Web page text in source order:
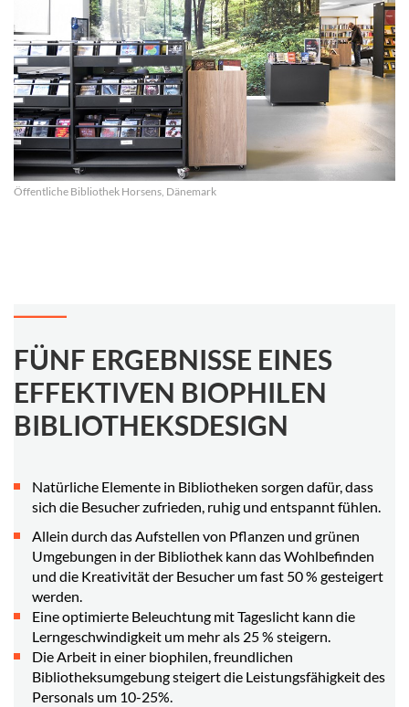
Öffentliche Bibliothek Horsens, Dänemark
FÜNF ERGEBNISSE EINES
EFFEKTIVEN BIOPHILEN
BIBLIOTHEKSDESIGN
Natürliche Elemente in Bibliotheken sorgen dafür, dass
sich die Besucher zufrieden, ruhig und entspannt fühlen.
Allein durch das Aufstellen von Pflanzen und grünen
Umgebungen in der Bibliothek kann das Wohlbefinden
und die Kreativität der Besucher um fast 50 % gesteigert
werden.
Eine optimierte Beleuchtung mit Tageslicht kann die
Lerngeschwindigkeit um mehr als 25 % steigern.
Die Arbeit in einer biophilen, freundlichen
Bibliotheksumgebung steigert die Leistungsfähigkeit des
Personals um 10-25%.